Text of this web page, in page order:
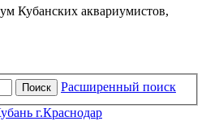
Кубанских аквариумистов,
Поиск Расширенный поиск